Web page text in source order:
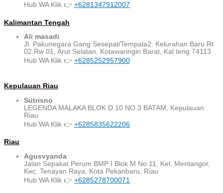
Hub WA Klik 👉 +6281347912007
Kalimantan Tengah
Ali masadi
Jl. Pakunegara Gang Sesepat/Tempala2. Kelurahan Baru Rt
02 Rw 01, Arut Selatan, Kotawaringin Barat, Kal teng 74113
Hub WA Klik 👉 +6285252957900
Kepulauan Riau
Sutrisno
LEGENDA MALAKA BLOK D.10 NO.3 BATAM, Kepulauan
Riau
Hub WA Klik 👉 +6285835622206
Riau
Agusvyanda
Jalan Sepakat Perum BMP I Blok M No 11, Kel. Mentangor,
Kec. Tenayan Raya, Kota Pekanbaru, Riau​
Hub WA Klik 👉 +6285278700071